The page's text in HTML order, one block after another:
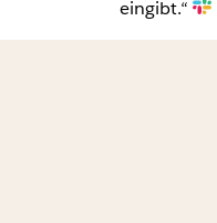
eingibt.“